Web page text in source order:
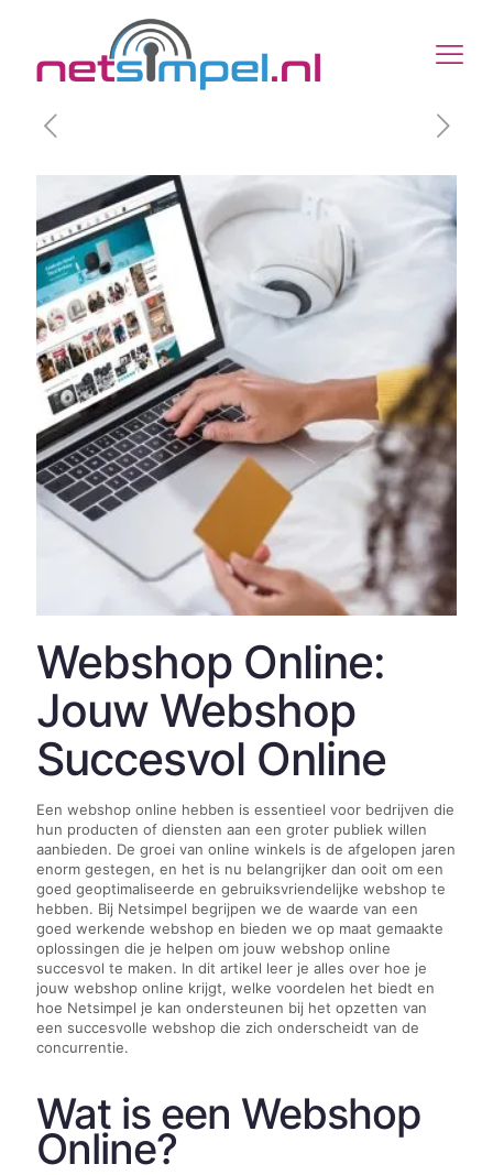
Webshop Online:
Jouw Webshop
Succesvol Online
Een webshop online hebben is essentieel voor bedrijven die
hun producten of diensten aan een groter publiek willen
aanbieden. De groei van online winkels is de afgelopen jaren
enorm gestegen, en het is nu belangrijker dan ooit om een
goed geoptimaliseerde en gebruiksvriendelijke webshop te
hebben. Bij Netsimpel begrijpen we de waarde van een
goed werkende webshop en bieden we op maat gemaakte
oplossingen die je helpen om jouw webshop online
succesvol te maken. In dit artikel leer je alles over hoe je
jouw webshop online krijgt, welke voordelen het biedt en
hoe Netsimpel je kan ondersteunen bij het opzetten van
een succesvolle webshop die zich onderscheidt van de
concurrentie.
Wat is een Webshop
Online?